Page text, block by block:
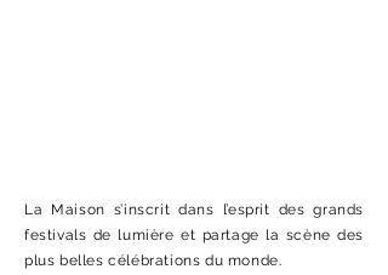
La Maison s’inscrit dans l’esprit des grands
festivals de lumière et partage la scène des
plus belles célébrations du monde.